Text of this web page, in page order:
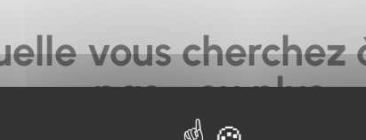
vous
pas... ou plus.